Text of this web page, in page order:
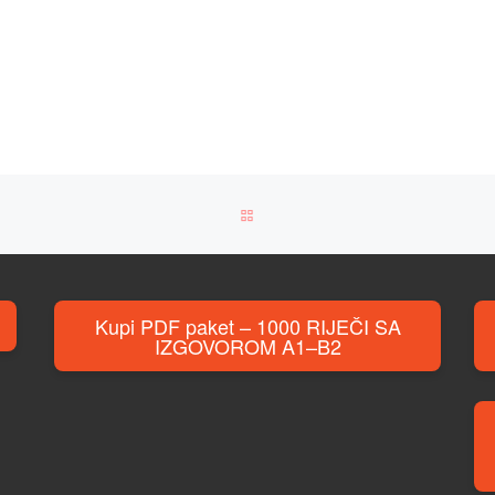
Kupi PDF paket – 1000 RIJEČI SA
IZGOVOROM A1–B2